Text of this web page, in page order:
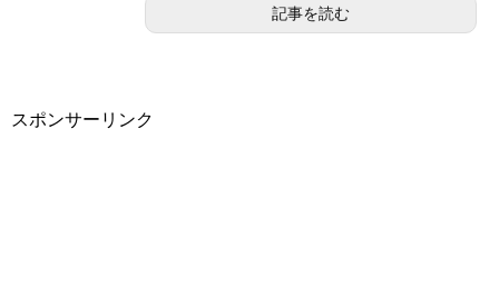
記事を読む
スポンサーリンク